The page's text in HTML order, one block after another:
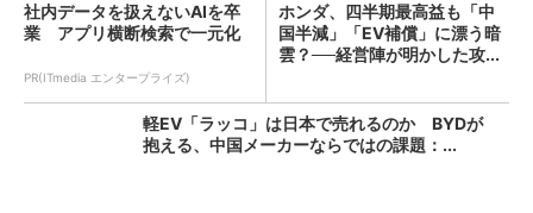
社内データを扱えないAIを卒
業 アプリ横断検索で一元化
PR(ITmedia エンタープライズ)
ホンダ、四半期最高益も「中
国半減」「EV補償」に漂う暗
雲？──経営陣が明かした攻...
軽EV「ラッコ」は日本で売れるのか BYDが
抱える、中国メーカーならではの課題：...